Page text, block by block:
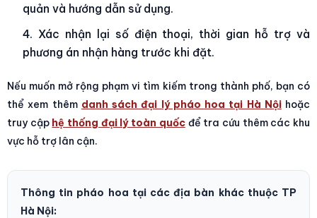
quản và hướng dẫn sử dụng.
Xác nhận lại số điện thoại, thời gian hỗ trợ và
phương án nhận hàng trước khi đặt.
Nếu muốn mở rộng phạm vi tìm kiếm trong thành phố, bạn có
thể xem thêm danh sách đại lý pháo hoa tại Hà Nộihoặc
truy cập hệ thống đại lý toàn quốcđể tra cứu thêm các khu
vực hỗ trợ lân cận.
Thông tin pháo hoa tại các địa bàn khác thuộc TP
Hà Nội: